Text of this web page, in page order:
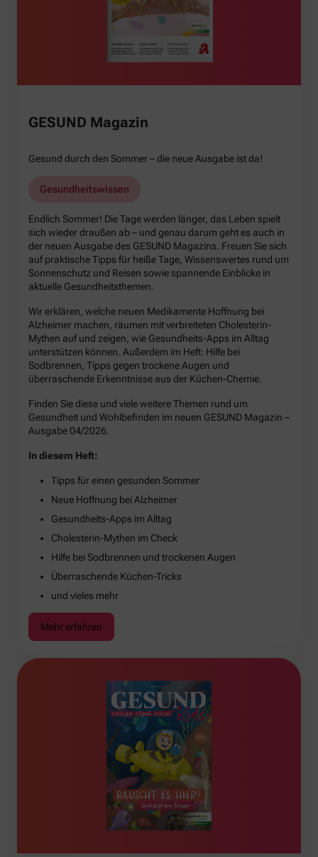
GESUND Magazin
Gesund durch den Sommer – die neue Ausgabe ist da!
Gesundheitswissen
Endlich Sommer! Die Tage werden länger, das Leben spielt
sich wieder draußen ab – und genau darum geht es auch in
der neuen Ausgabe des GESUND Magazins. Freuen Sie sich
auf praktische Tipps für heiße Tage, Wissenswertes rund um
Sonnenschutz und Reisen sowie spannende Einblicke in
aktuelle Gesundheitsthemen.
Wir erklären, welche neuen Medikamente Hoffnung bei
Alzheimer machen, räumen mit verbreiteten Cholesterin-
Mythen auf und zeigen, wie Gesundheits-Apps im Alltag
unterstützen können. Außerdem im Heft: Hilfe bei
Sodbrennen, Tipps gegen trockene Augen und
überraschende Erkenntnisse aus der Küchen-Chemie.
Finden Sie diese und viele weitere Themen rund um
Gesundheit und Wohlbefinden im neuen GESUND Magazin –
Ausgabe 04/2026.
In diesem Heft:
Tipps für einen gesunden Sommer
Neue Hoffnung bei Alzheimer
Gesundheits-Apps im Alltag
Cholesterin-Mythen im Check
Hilfe bei Sodbrennen und trockenen Augen
Überraschende Küchen-Tricks
und vieles mehr
Mehr erfahren